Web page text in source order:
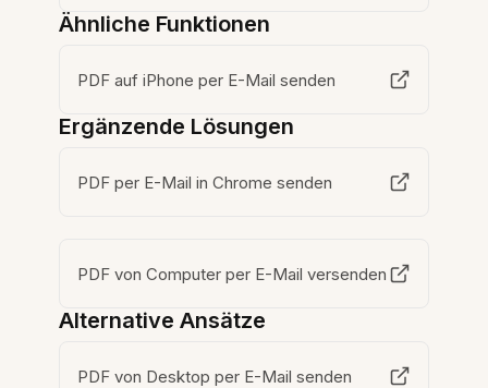
Ähnliche Funktionen
PDF auf iPhone per E-Mail senden
Ergänzende Lösungen
PDF per E-Mail in Chrome senden
PDF von Computer per E-Mail versenden
Alternative Ansätze
PDF von Desktop per E-Mail senden